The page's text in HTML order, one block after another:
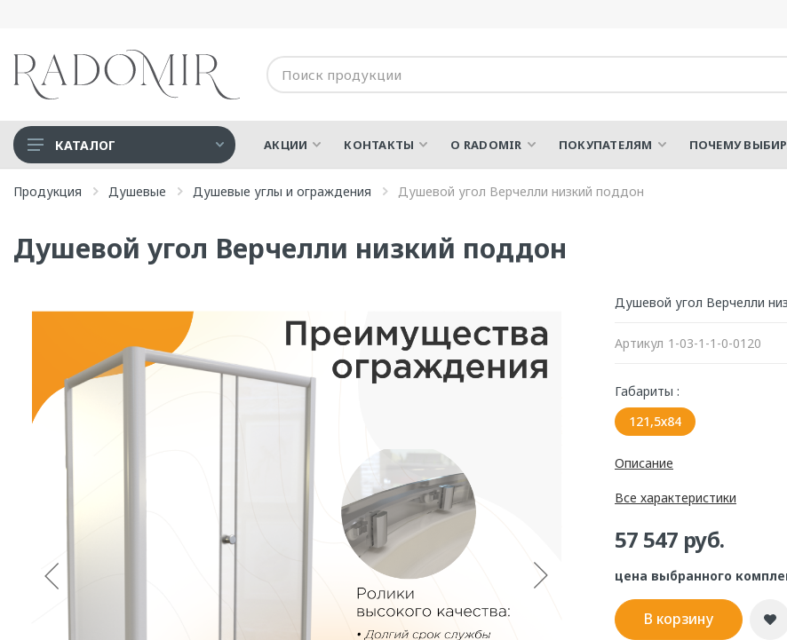
Акриловые ванны
Душевые
СПА-Бассейны
Ванны для людей с
ограниченными
возможностями
КАТАЛОГ АКЦИИ КОНТАКТЫ О RADOMIR ПОКУПАТЕЛЯМ ПОЧЕМУ
Продукция Душевые Душевые углы и ограждения Душевой угол Верчелли низкий поддон
Душевой угол Верчелли низкий поддон
Душевой угол Верчелли
Артикул 1-03-1-1-0-0120
Габариты :
121,5х84
Описание
Все характеристики
57 547 руб.
цена выбранного
В корзину